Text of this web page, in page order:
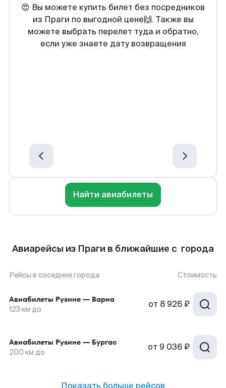
😍 Вы можете купить билет без посредников
из Праги по выгодной цене🙌. Также вы
можете выбрать перелет туда и обратно,
если уже знаете дату возвращения
Найти авиабилеты
Авиарейсы из Праги в ближайшие с города
Рейсы в соседние города Стоимость
Авиабилеты Рузине — Варна
123 км до от 8 926 ₽
Авиабилеты Рузине — Бургас
200 км до от 9 036 ₽
Показать больше рейсов